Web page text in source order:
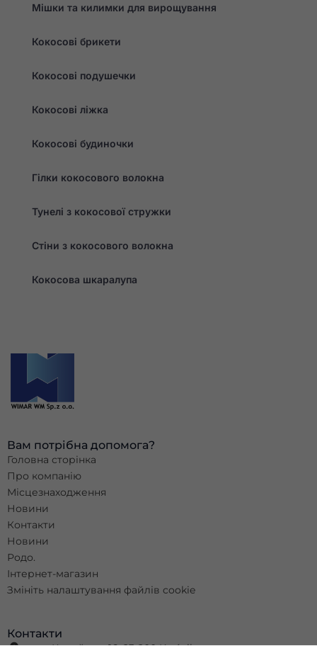
Мішки та килимки для вирощування
Кокосові брикети
Кокосові подушечки
Кокосові ліжка
Кокосові будиночки
Гілки кокосового волокна
Тунелі з кокосової стружки
Стіни з кокосового волокна
Кокосова шкаралупа
Вам потрібна допомога?
Головна сторінка
Про компанію
Місцезнаходження
Новини
Контакти
Новини
Родо.
Інтернет-магазин
Змініть налаштування файлів cookie
Контакти
вул. Колейова, 16, 23-200 Kraśnik